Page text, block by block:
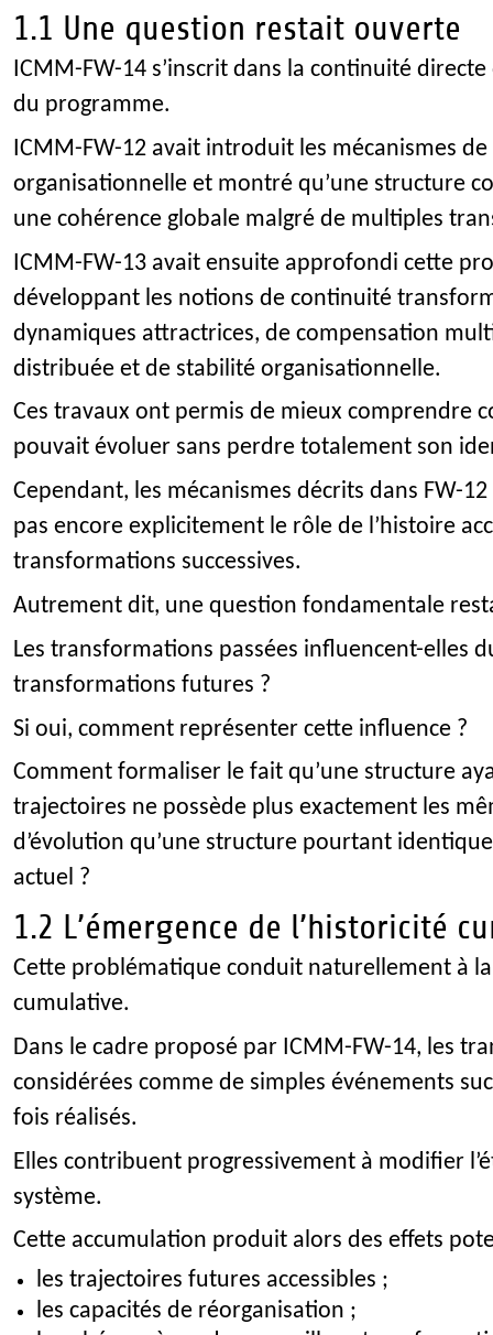
1.1 Une question restait ouverte
ICMM-FW-14 s’inscrit dans la continuité
du programme.
ICMM-FW-12 avait introduit les mécanismes
organisationnelle et montré qu’une structure
une cohérence globale malgré de multiples
ICMM-FW-13 avait ensuite approfondi cette
développant les notions de continuité
dynamiques attractrices, de compensation
distribuée et de stabilité organisationnelle.
Ces travaux ont permis de mieux comprendre
pouvait évoluer sans perdre totalement son
Cependant, les mécanismes décrits dans FW-
pas encore explicitement le rôle de l’histoire
transformations successives.
Autrement dit, une question fondamentale
Les transformations passées influencent-elles
transformations futures ?
Si oui, comment représenter cette influence ?
Comment formaliser le fait qu’une structure
trajectoires ne possède plus exactement les
d’évolution qu’une structure pourtant
actuel ?
1.2 L’émergence de l’historicité
Cette problématique conduit naturellement à
cumulative.
Dans le cadre proposé par ICMM-FW-14, les
considérées comme de simples événements
fois réalisés.
Elles contribuent progressivement à modifier
système.
Cette accumulation produit alors des effets
les trajectoires futures accessibles ;
les capacités de réorganisation ;